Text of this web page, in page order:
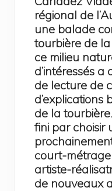
régional de
une balade
tourbière de
ce milieu
d’intéressés
de lecture de
d’explications
de la
fini par choisir
court-
artiste-
de nouveaux